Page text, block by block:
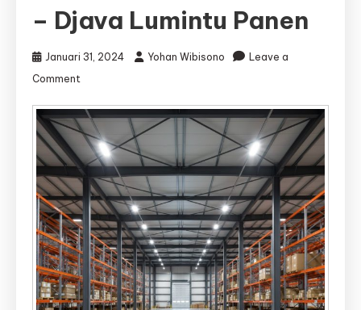
– Djava Lumintu Panen
Januari 31, 2024 Yohan Wibisono
Leave a
Comment
Kontraktor
Gudang
Klaten
|
Jasa
Bangun
Gudang
Klaten
–
Djava
Lumintu
Panen